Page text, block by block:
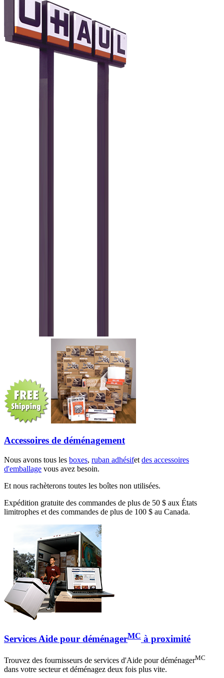
Accessoires de déménagement
Nous avons tous les boxes, ruban adhésifet des accessoires
d'emballage vous avez besoin.
Et nous rachèterons toutes les boîtes non utilisées.
Expédition gratuite des commandes de plus de 50 $ aux États
limitrophes et des commandes de plus de 100 $ au Canada.
Services Aide pour déménagerMC à proximité
Trouvez des fournisseurs de services d'Aide pour déménagerMC
dans votre secteur et déménagez deux fois plus vite.